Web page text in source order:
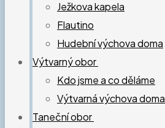
Ježkova kapela
Flautino
Hudební výchova doma
Výtvarný obor
Kdo jsme a co děláme
Výtvarná výchova doma
Taneční obor